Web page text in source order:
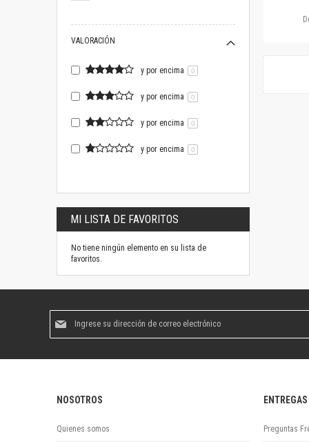
VALORACIÓN
y por encima 0
y por encima 0
y por encima 0
y por encima 0
MI LISTA DE FAVORITOS
No tiene ningún elemento en su lista de
favoritos.
boletín
NOSOTROS
Quienes somos
ENTREGAS
Preguntas